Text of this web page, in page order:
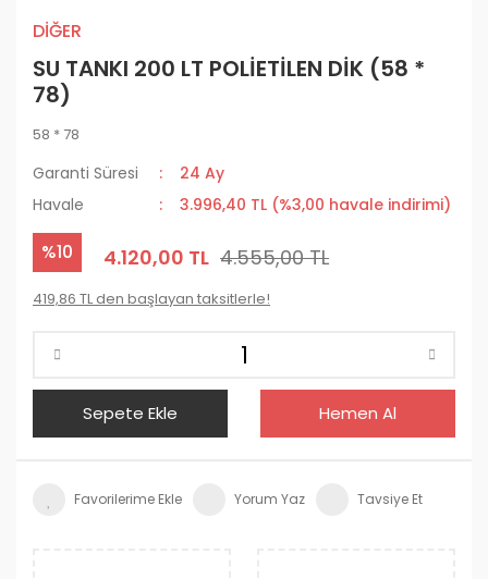
DİĞER
SU TANKI 200 LT POLİETİLEN DİK (58 *
78)
58 * 78
Garanti Süresi
24 Ay
Havale
3.996,40 TL (%3,00 havale indirimi)
%10 4.120,00 TL 4.555,00 TL
419,86 TL den başlayan taksitlerle!
Sepete Ekle Hemen Al
Yorum Yaz Tavsiye Et